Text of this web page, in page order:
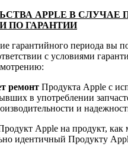
APPLE В СЛУЧАЕ
ПО ГАРАНТИИ
гарантийного периода вы
с условиями
ремонт Продукта Apple с
в употреблении
и
Apple на продукт,
идентичный Продукту